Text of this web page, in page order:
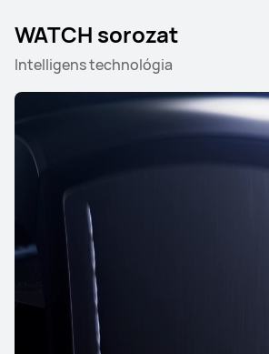
WATCH sorozat
Intelligens technológia